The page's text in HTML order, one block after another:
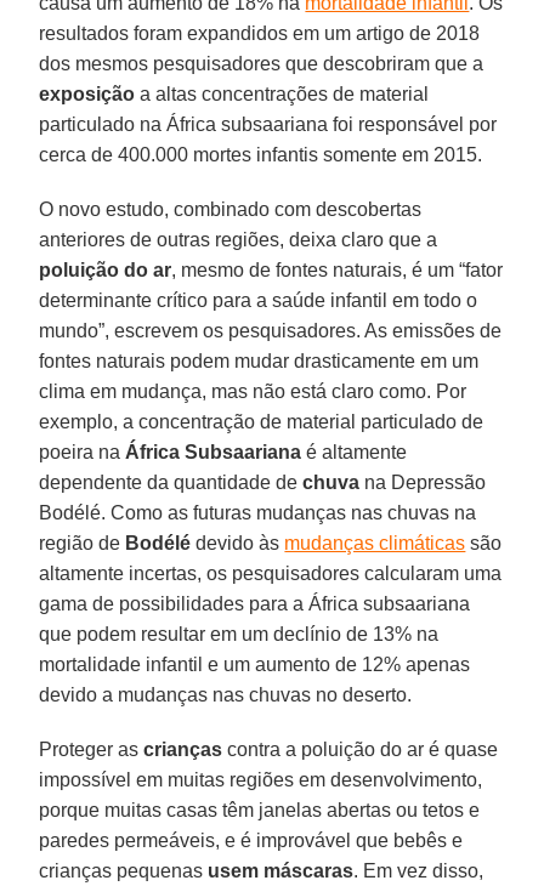
resultados foram expandidos em um artigo de 2018
dos mesmos pesquisadores que descobriram que a
exposição a altas concentrações de material
particulado na África subsaariana foi responsável por
cerca de 400.000 mortes infantis somente em 2015.
O novo estudo, combinado com descobertas
anteriores de outras regiões, deixa claro que a
poluição do ar, mesmo de fontes naturais, é um “fator
determinante crítico para a saúde infantil em todo o
mundo”, escrevem os pesquisadores. As emissões de
fontes naturais podem mudar drasticamente em um
clima em mudança, mas não está claro como. Por
exemplo, a concentração de material particulado de
poeira na África Subsaariana é altamente
dependente da quantidade dechuva na Depressão
Bodélé. Como as futuras mudanças nas chuvas na
região de Bodélé devido às mudanças climáticas são
altamente incertas, os pesquisadores calcularam uma
gama de possibilidades para a África subsaariana
que podem resultar em um declínio de 13% na
mortalidade infantil e um aumento de 12% apenas
devido a mudanças nas chuvas no deserto.
Proteger ascrianças contra a poluição do ar é quase
impossível em muitas regiões em desenvolvimento,
porque muitas casas têm janelas abertas ou tetos e
paredes permeáveis, e é improvável que bebês e
crianças pequenas usem máscaras. Em vez disso,